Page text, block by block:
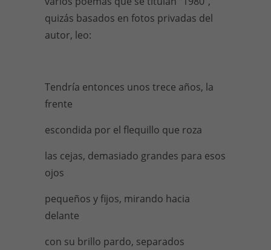
quizás basados en fotos privadas del
autor, leo:
Tendría entonces unos trece años, la
frente
escondida por el flequillo que roza
las cejas, demasiado grandes para esos
ojos
pequeños y fijos, mirando hacia
delante
con su brillo pardo, separados